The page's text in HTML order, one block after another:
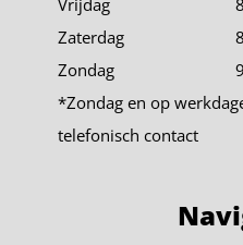
Vrijdag
Zaterdag
Zondag
*Zondag en op
telefonisch contact